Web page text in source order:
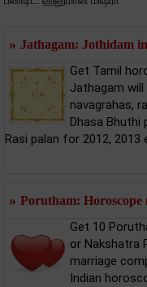
» Jathagam: Jothidam
Get Tamil
Jathagam
navagrahas,
Dhasa Bhuthi
Rasi palan for 2012, 2013
» Porutham: Horoscope
Get 10
or Nakshatra
marriage
Indian